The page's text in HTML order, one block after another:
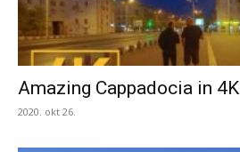
Amazing Cappadocia in 4K
2020. okt 26.